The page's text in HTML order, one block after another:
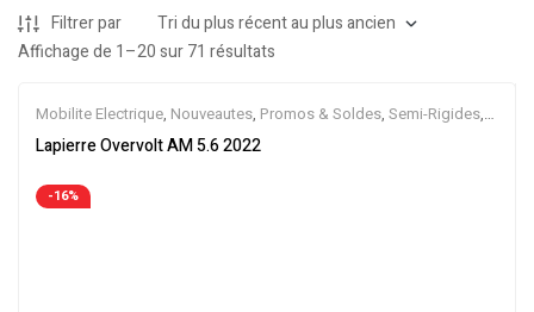
Filtrer par
Affichage de 1–20 sur 71 résultats
Mobilite Electrique, Nouveautes, Promos & Soldes, Semi-Rigides,
Vélo électrique ville ,Velos Electriques
Lapierre Overvolt AM 5.6 2022
-16%